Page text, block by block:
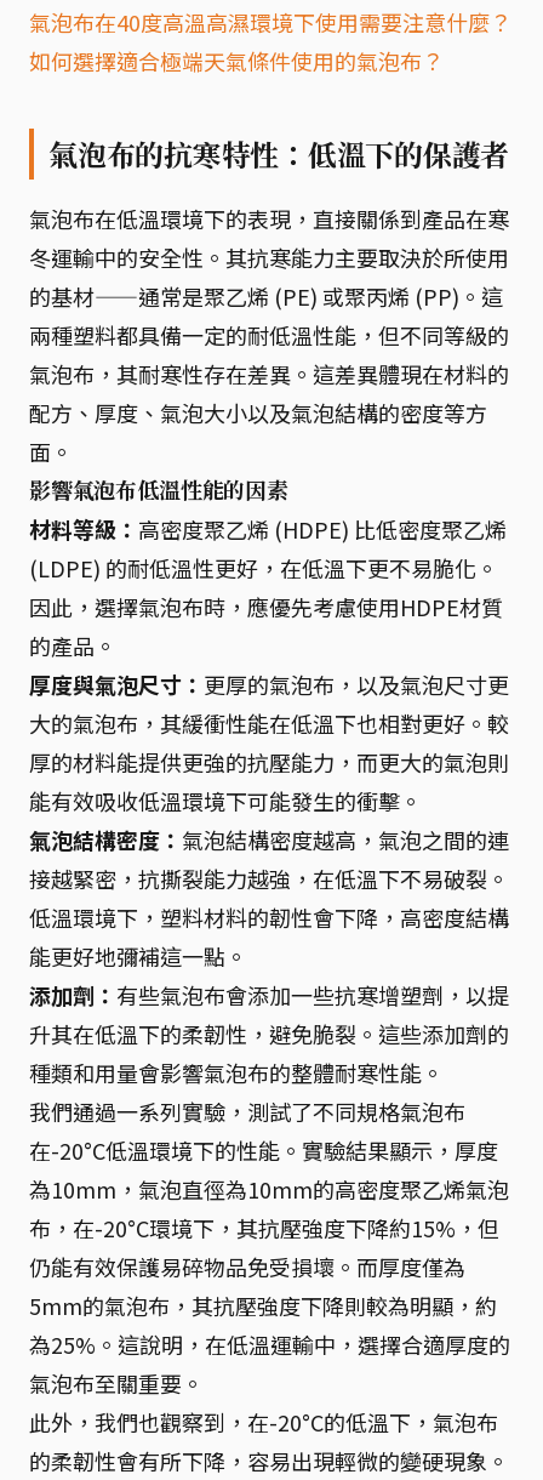
氣泡布在40度高溫高濕環境下使用需要注意什麼？
如何選擇適合極端天氣條件使用的氣泡布？
氣泡布的抗寒特性：低溫下的保護者
氣泡布在低溫環境下的表現，直接關係到產品在寒
冬運輸中的安全性。其抗寒能力主要取決於所使用
的基材——通常是聚乙烯 (PE) 或聚丙烯 (PP)。這
兩種塑料都具備一定的耐低溫性能，但不同等級的
氣泡布，其耐寒性存在差異。這差異體現在材料的
配方、厚度、氣泡大小以及氣泡結構的密度等方
面。
影響氣泡布低溫性能的因素
材料等級： 高密度聚乙烯 (HDPE) 比低密度聚乙烯
(LDPE) 的耐低溫性更好，在低溫下更不易脆化。
因此，選擇氣泡布時，應優先考慮使用HDPE材質
的產品。
厚度與氣泡尺寸： 更厚的氣泡布，以及氣泡尺寸更
大的氣泡布，其緩衝性能在低溫下也相對更好。較
厚的材料能提供更強的抗壓能力，而更大的氣泡則
能有效吸收低溫環境下可能發生的衝擊。
氣泡結構密度： 氣泡結構密度越高，氣泡之間的連
接越緊密，抗撕裂能力越強，在低溫下不易破裂。
低溫環境下，塑料材料的韌性會下降，高密度結構
能更好地彌補這一點。
添加劑： 有些氣泡布會添加一些抗寒增塑劑，以提
升其在低溫下的柔韌性，避免脆裂。這些添加劑的
種類和用量會影響氣泡布的整體耐寒性能。
我們通過一系列實驗，測試了不同規格氣泡布
在-20°C低溫環境下的性能。實驗結果顯示，厚度
為10mm，氣泡直徑為10mm的高密度聚乙烯氣泡
布，在-20°C環境下，其抗壓強度下降約15%，但
仍能有效保護易碎物品免受損壞。而厚度僅為
5mm的氣泡布，其抗壓強度下降則較為明顯，約
為25%。這說明，在低溫運輸中，選擇合適厚度的
氣泡布至關重要。
此外，我們也觀察到，在-20°C的低溫下，氣泡布
的柔韌性會有所下降，容易出現輕微的變硬現象。